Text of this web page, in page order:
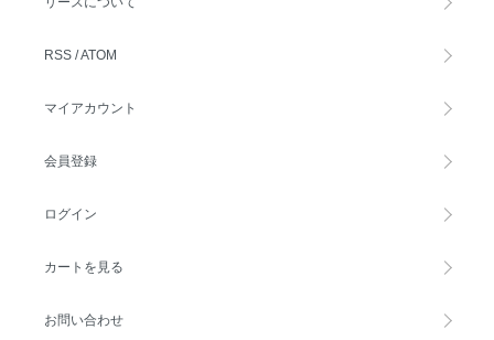
RSS /ATOM
マイアカウント
会員登録
ログイン
カートを見る
お問い合わせ